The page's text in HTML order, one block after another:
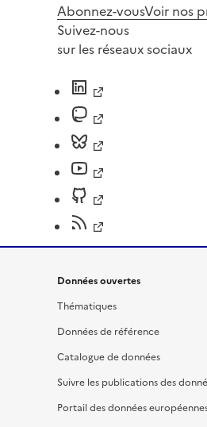
Abonnez-vousVoir nos
Suivez-nous
sur les réseaux sociaux
Données ouvertes
Thématiques
Données de référence
Catalogue de données
Suivre les publications des
Portail des données